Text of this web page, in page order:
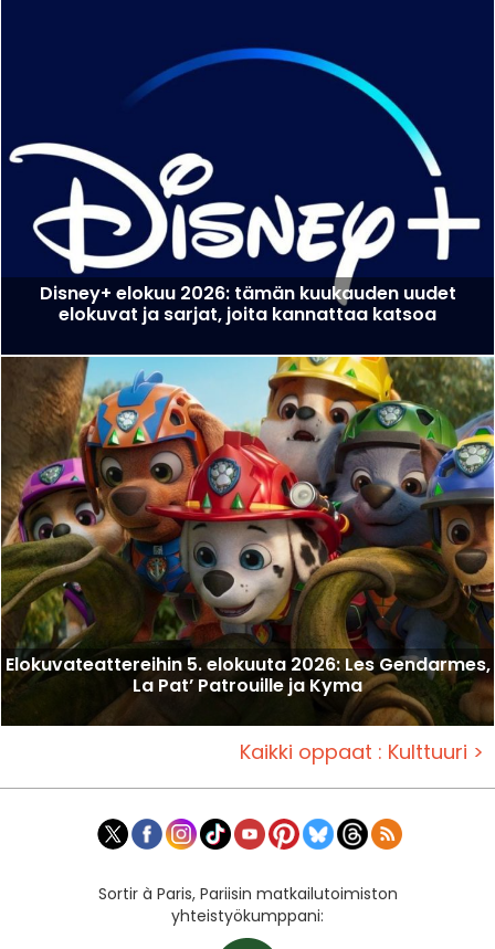
Disney+ elokuu 2026: tämän kuukauden uudet
elokuvat ja sarjat, joita kannattaa katsoa
Elokuvateattereihin 5. elokuuta 2026: Les Gendarmes,
La Pat’ Patrouille ja Kyma
Kaikki oppaat : Kulttuuri >
Sortir à Paris, Pariisin matkailutoimiston
yhteistyökumppani: